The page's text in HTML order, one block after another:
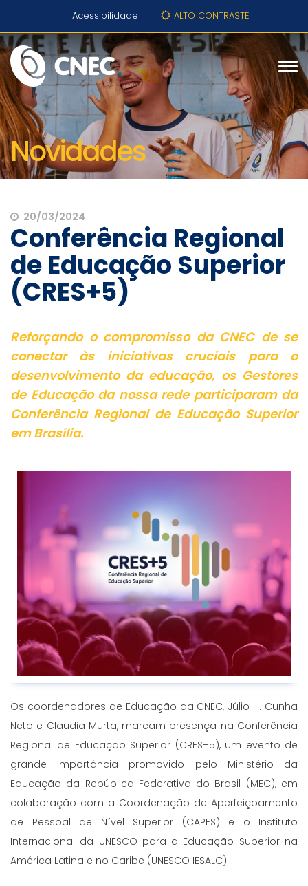
Acessibilidade ALTO CONTRASTE
Novidades
20/03/2024
Conferência Regional
de Educação Superior
(CRES+5)
Reforçando o compromisso da CNEC de se
conectar às iniciativas cruciais para o
desenvolvimento da educação, os Gestores
de Educação da nossa rede participaram da
Conferência Regional de Educação Superior
em Brasília.
Os coordenadores de Educação da CNEC, Júlio H. Cunha
Neto e Claudia Murta, marcam presença na Conferência
Regional de Educação Superior (CRES+5), um evento de
grande importância promovido pelo Ministério da
Educação da República Federativa do Brasil (MEC), em
colaboração com a Coordenação de Aperfeiçoamento
de Pessoal de Nível Superior (CAPES) e o Instituto
Internacional da UNESCO para a Educação Superior na
América Latina e no Caribe (UNESCO IESALC).